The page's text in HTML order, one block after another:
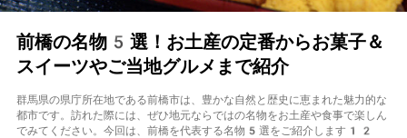
前橋の名物5選！お土産の定番からお菓子＆
スイーツやご当地グルメまで紹介
群馬県の県庁所在地である前橋市は、豊かな自然と歴史に恵まれた魅力的な
都市です。訪れた際には、ぜひ地元ならではの名物をお土産や食事で楽しん
でみてください。今回は、前橋を代表する名物5選をご紹介します12